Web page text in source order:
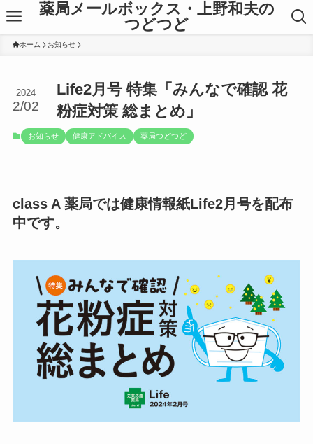
薬局メールボックス・上野和夫の
つどつど
ホーム お知らせ
Life2月号 特集「みんなで確認 花
粉症対策 総まとめ」
2024
2/02
お知らせ 健康アドバイス 薬局つどつど
class A 薬局では健康情報紙Life2月号を配布
中です。